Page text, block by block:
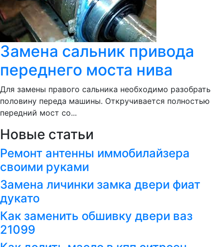
Замена сальник привода
переднего моста нива
Для замены правого сальника необходимо разобрать
половину переда машины. Откручивается полностью
передний мост со...
Новые статьи
Ремонт антенны иммобилайзера
своими руками
Замена личинки замка двери фиат
дукато
Как заменить обшивку двери ваз
21099